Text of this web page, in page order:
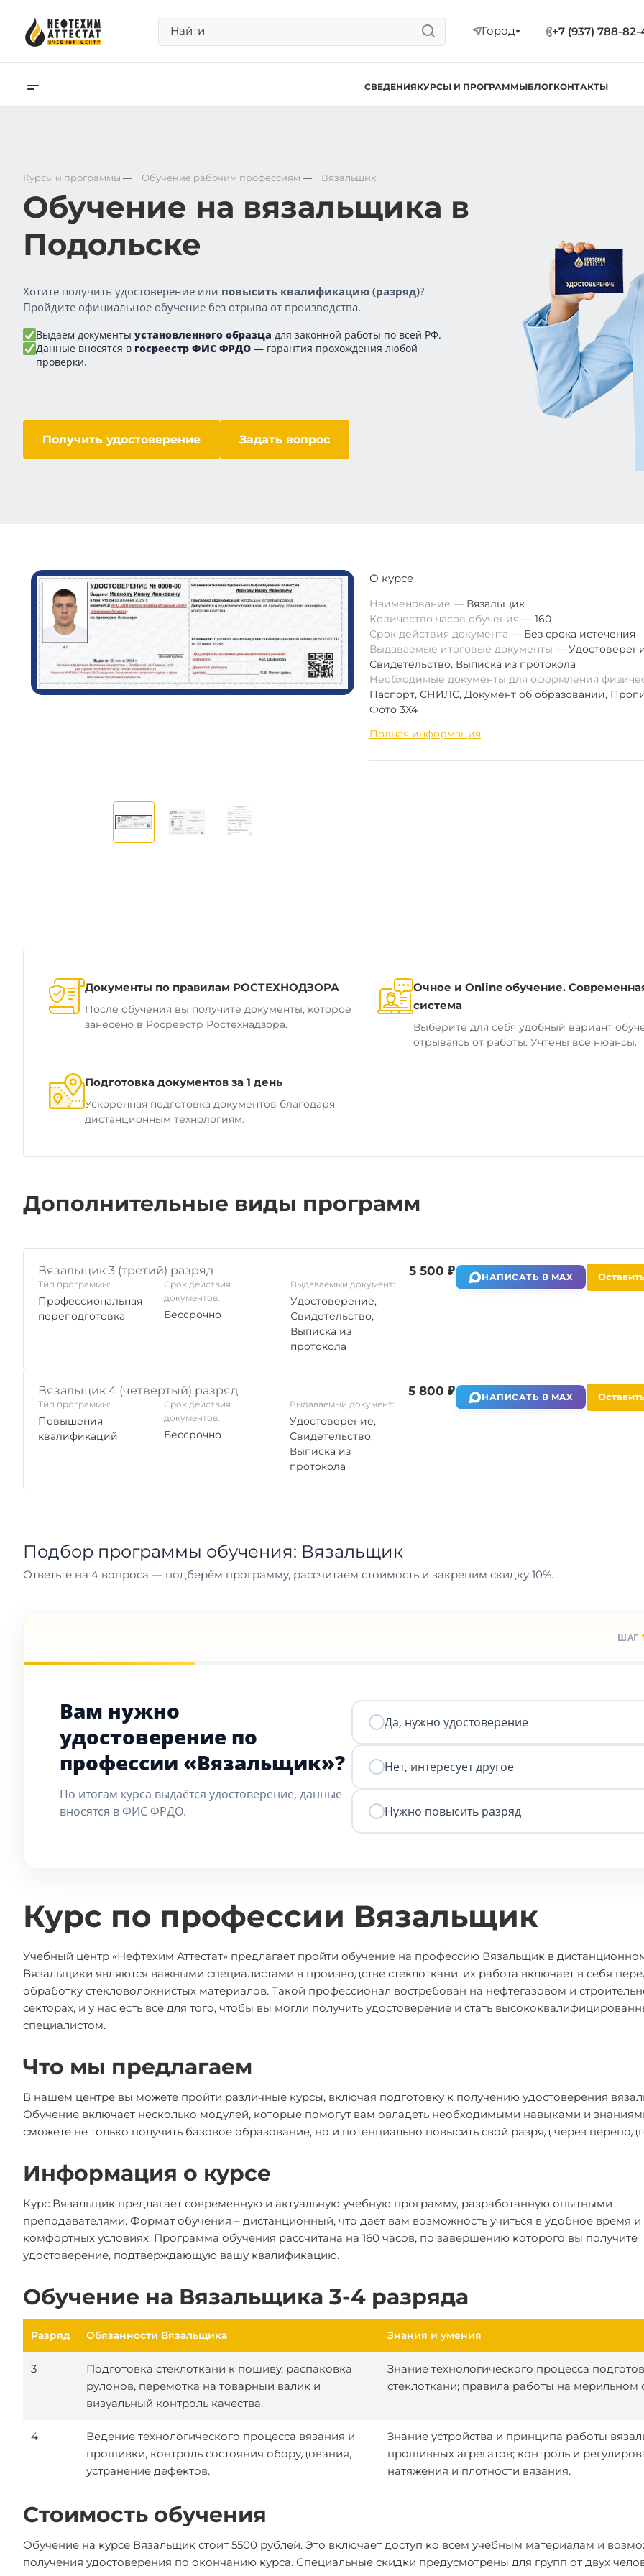
Город +7 (937) 788-82-
СВЕДЕНИЯКУРСЫ И ПРОГРАММЫБЛОГКОНТАКТЫ
Курсы и программы — Обучение рабочим профессиям — Вязальщик
Обучение на вязальщика в
Подольске
Хотите получить удостоверение или повысить квалификацию (разряд)?
Пройдите официальное обучение без отрыва от производства.
Выдаем документы установленного образца для законной работы по всей РФ.
Данные вносятся в госреестр ФИС ФРДО — гарантия прохождения любой
проверки.
Получить удостоверение Задать вопрос
О курсе
Наименование
Вязальщик
Количество часов обучения
160
Срок действия документа
Без срока истечения
Выдаваемые итоговые документы
Свидетельство, Выписка из протокола
Необходимые документы для оформления
Паспорт, СНИЛС, Документ об образовании,
Фото 3Х4
Полная информация
Документы по правилам РОСТЕХНОДЗОРА
После обучения вы получите документы, которое
занесено в Росреестр Ростехнадзора.
Очное и Online обучение.
система
Выберите для себя удобный вариант
отрываясь от работы. Учтены все нюансы.
Подготовка документов за 1 день
Ускоренная подготовка документов благодаря
дистанционным технологиям.
Дополнительные виды программ
Вязальщик 3 (третий) разряд
Тип программы:
Профессиональная
переподготовка
Срок действия
документов:
Бессрочно
Выдаваемый документ:
Удостоверение,
Свидетельство,
Выписка из
протокола
5 500 ₽ НАПИСАТЬ В MAX
Вязальщик 4 (четвертый) разряд
Тип программы:
Повышения
квалификаций
Срок действия
документов:
Бессрочно
Выдаваемый документ:
Удостоверение,
Свидетельство,
Выписка из
протокола
5 800 ₽ НАПИСАТЬ В MAX
Подбор программы обучения: Вязальщик
Ответьте на 4 вопроса — подберём программу, рассчитаем стоимость и закрепим скидку 10%.
ШАГ
Вам нужно
удостоверение по
профессии «Вязальщик»?
По итогам курса выдаётся удостоверение, данные
вносятся в ФИС ФРДО.
Да, нужно удостоверение
Нет, интересует другое
Нужно повысить разряд
Курс по профессии Вязальщик
Учебный центр «Нефтехим Аттестат» предлагает пройти обучение на профессию Вязальщик в
Вязальщики являются важными специалистами в производстве стеклоткани, их работа включает в себя
обработку стекловолокнистых материалов. Такой профессионал востребован на нефтегазовом и
секторах, и у нас есть все для того, чтобы вы могли получить удостоверение и стать
специалистом.
Что мы предлагаем
В нашем центре вы можете пройти различные курсы, включая подготовку к получению удостоверения
Обучение включает несколько модулей, которые помогут вам овладеть необходимыми навыками и
сможете не только получить базовое образование, но и потенциально повысить свой разряд через
Информация о курсе
Курс Вязальщик предлагает современную и актуальную учебную программу, разработанную опытными
преподавателями. Формат обучения – дистанционный, что дает вам возможность учиться в удобное время и
комфортных условиях. Программа обучения рассчитана на 160 часов, по завершению которого вы получите
удостоверение, подтверждающую вашу квалификацию.
Обучение на Вязальщика 3-4 разряда
Разряд Обязанности Вязальщика Знания и умения
3
Подготовка стеклоткани к пошиву, распаковка
рулонов, перемотка на товарный валик и
визуальный контроль качества.
Знание технологического процесса
стеклоткани; правила работы на мерильном
4
Ведение технологического процесса вязания и
прошивки, контроль состояния оборудования,
устранение дефектов.
Знание устройства и принципа работы
прошивных агрегатов; контроль и
натяжения и плотности вязания.
Стоимость обучения
Обучение на курсе Вязальщик стоит 5500 рублей. Это включает доступ ко всем учебным материалам и
получения удостоверения по окончанию курса. Специальные скидки предусмотрены для групп от двух